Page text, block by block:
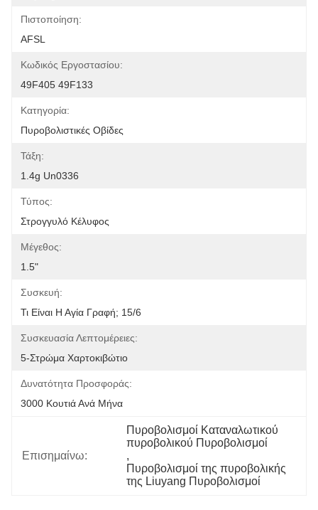
Πιστοποίηση:
AFSL
Κωδικός Εργοστασίου:
49F405 49F133
Κατηγορία:
Πυροβολιστικές Οβίδες
Τάξη:
1.4g Un0336
Τύπος:
Στρογγυλό Κέλυφος
Μέγεθος:
1.5"
Συσκευή:
Τι Είναι Η Αγία Γραφή; 15/6
Συσκευασία Λεπτομέρειες:
5-Στρώμα Χαρτοκιβώτιο
Δυνατότητα Προσφοράς:
3000 Κουτιά Ανά Μήνα
Επισημαίνω:
Πυροβολισμοί Καταναλωτικού
πυροβολικού Πυροβολισμοί
,
Πυροβολισμοί της πυροβολικής
της Liuyang Πυροβολισμοί